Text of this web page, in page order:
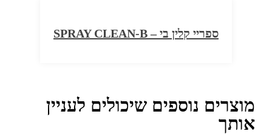
ספריי קלין בי – SPRAY CLEAN-B
מוצרים נוספים שיכולים לעניין
אותך